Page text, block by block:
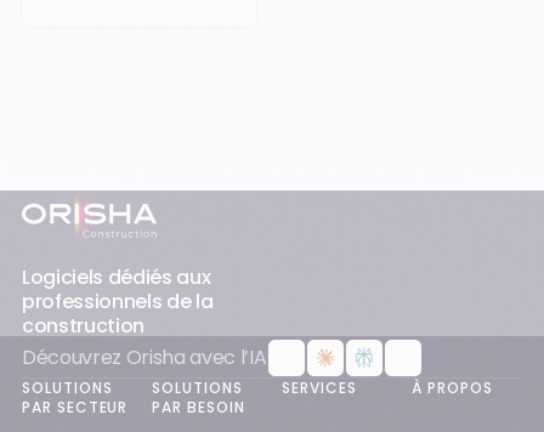
Pied-de-page
Logiciels dédiés aux
professionnels de la
construction
Découvrez Orisha avec l’IA
SOLUTIONS
PAR SECTEUR
SOLUTIONS
PAR BESOIN
SERVICES À PROPOS